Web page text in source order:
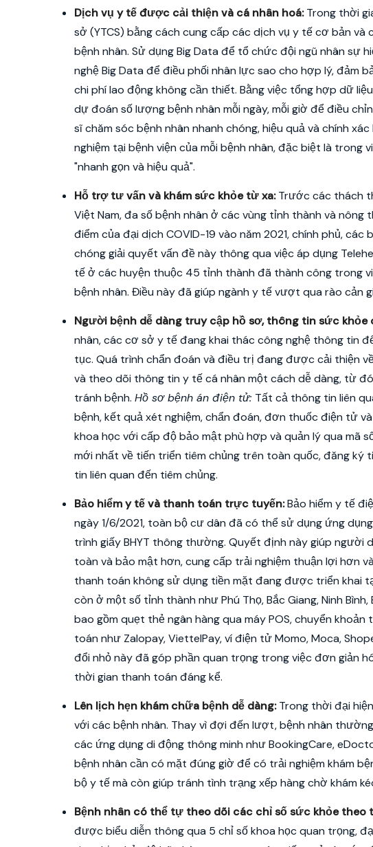
Dịch vụ y tế được cải thiện và cá nhân hoá:Trong thời
sở (YTCS) bằng cách cung cấp các dịch vụ y tế cơ bản
bệnh nhân. Sử dụng Big Data để tổ chức đội ngũ nhân sự
nghệ Big Data để điều phối nhân lực sao cho hợp lý, đảm
chi phí lao động không cần thiết. Bằng việc tổng hợp dữ
dự đoán số lượng bệnh nhân mỗi ngày, mỗi giờ để điều
sĩ chăm sóc bệnh nhân nhanh chóng, hiệu quả và chính
nghiệm tại bệnh viện của mỗi bệnh nhân, đặc biệt là trong
"nhanh gọn và hiệu quả".
Hỗ trợ tư vấn và khám sức khỏe từ xa:Trước các thách
Việt Nam, đa số bệnh nhân ở các vùng tỉnh thành và
điểm của đại dịch COVID-19 vào năm 2021, chính phủ,
chóng giải quyết vấn đề này thông qua việc áp dụng
tế ở các huyện thuộc 45 tỉnh thành đã thành công trong
bệnh nhân. Điều này đã giúp ngành y tế vượt qua rào cản
Người bệnh dễ dàng truy cập hồ sơ, thông tin sức khỏe
nhân, các cơ sở y tế đang khai thác công nghệ thông tin
tục. Quá trình chẩn đoán và điều trị đang được cải thiện
và theo dõi thông tin y tế cá nhân một cách dễ dàng, từ
tránh bệnh. Hồ sơ bệnh án điện tử: Tất cả thông tin liên
bệnh, kết quả xét nghiệm, chẩn đoán, đơn thuốc điện tử
khoa học với cấp độ bảo mật phù hợp và quản lý qua mã
mới nhất về tiến triển tiêm chủng trên toàn quốc, đăng
tin liên quan đến tiêm chủng.
Bảo hiểm y tế và thanh toán trực tuyến:Bảo hiểm y tế
ngày 1/6/2021, toàn bộ cư dân đã có thể sử dụng ứng
trình giấy BHYT thông thường. Quyết định này giúp
toàn và bảo mật hơn, cung cấp trải nghiệm thuận lợi hơn
thanh toán không sử dụng tiền mặt đang được triển khai
còn ở một số tỉnh thành như Phú Thọ, Bắc Giang, Ninh
bao gồm quẹt thẻ ngân hàng qua máy POS, chuyển
toán như Zalopay, ViettelPay, ví điện tử Momo, Moca,
đổi nhỏ này đã góp phần quan trọng trong việc đơn giản
thời gian thanh toán đáng kể.
Lên lịch hẹn khám chữa bệnh dễ dàng:Trong thời đại
với các bệnh nhân. Thay vì đợi đến lượt, bệnh nhân
các ứng dụng di động thông minh như BookingCare,
bệnh nhân cần có mặt đúng giờ để có trải nghiệm khám
bộ y tế mà còn giúp tránh tình trạng xếp hàng chờ khám
Bệnh nhân có thể tự theo dõi các chỉ số sức khỏe
được biểu diễn thông qua 5 chỉ số khoa học quan trọng,